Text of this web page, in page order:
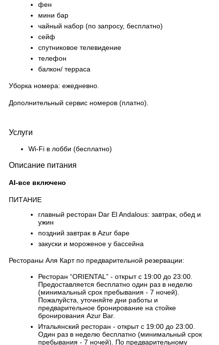
фен
мини бар
чайный набор (по запросу, бесплатно)
сейф
спутниковое телевидение
телефон
балкон/ терраса
Уборка номера: ежедневно.
Дополнительный сервис номеров (платно).
Услуги
Wi-Fi в лобби (бесплатно)
Описание питания
AI-все включено
ПИТАНИЕ
главный ресторан Dar El Andalous: завтрак, обед и
ужин
поздний завтрак в Azur баре
закуски и мороженое у бассейна
Рестораны Аля Карт по предварительной резервации:
Ресторан “ORIENTAL” - открыт с 19:00 до 23:00.
Предоставляется бесплатно один раз в неделю
(минимальный срок пребывания - 7 ночей).
Пожалуйста, уточняйте дни работы и
предварительное бронирование на стойке
бронирования Azur Bar.
Итальянский ресторан - открыт с 19:00 до 23:00.
Один раз в неделю бесплатно (минимальный срок
пребывания - 7 ночей). По предварительному